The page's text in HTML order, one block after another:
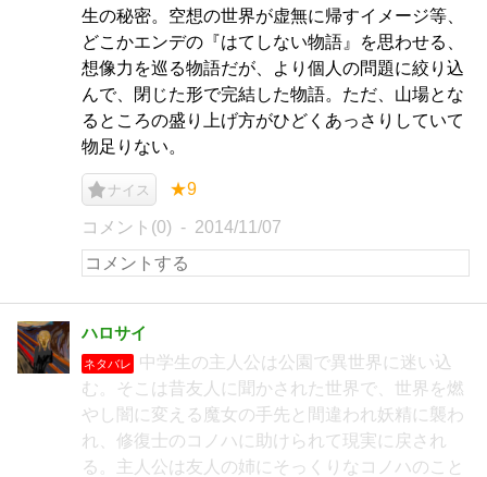
生の秘密。空想の世界が虚無に帰すイメージ等、
どこかエンデの『はてしない物語』を思わせる、
想像力を巡る物語だが、より個人の問題に絞り込
んで、閉じた形で完結した物語。ただ、山場とな
るところの盛り上げ方がひどくあっさりしていて
物足りない。
ナイス ★9
コメント(0) 2014/11/07
ハロサイ
ネタバレ
中学生の主人公は公園で異世界に迷い込
む。そこは昔友人に聞かされた世界で、世界を燃
やし闇に変える魔女の手先と間違われ妖精に襲わ
れ、修復士のコノハに助けられて現実に戻され
る。主人公は友人の姉にそっくりなコノハのこと